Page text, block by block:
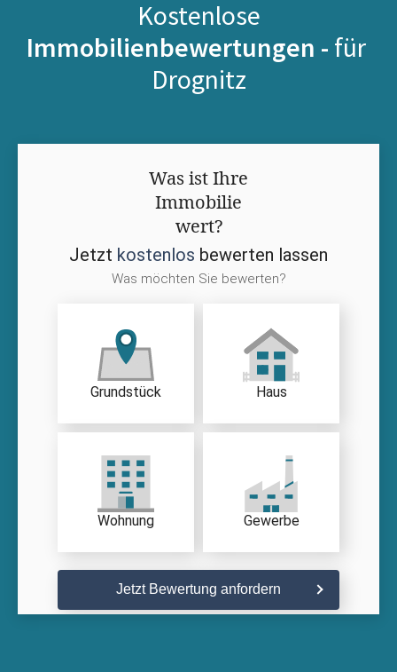
Kostenlose
Immobilienbewertungen - für
Drognitz
Was ist Ihre
Immobilie
wert?
Jetzt kostenlos bewerten lassen
Was möchten Sie bewerten?
Grundstück Haus
Wohnung Gewerbe
Jetzt Bewertung anfordern